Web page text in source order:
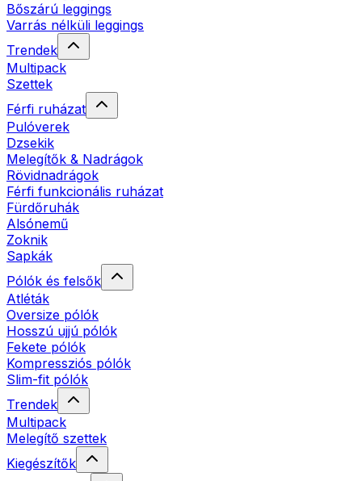
Bőszárú leggings
Varrás nélküli leggings
Trendek
Multipack
Szettek
Férfi ruházat
Pulóverek
Dzsekik
Melegítők & Nadrágok
Rövidnadrágok
Férfi funkcionális ruházat
Fürdőruhák
Alsónemű
Zoknik
Sapkák
Pólók és felsők
Atléták
Oversize pólók
Hosszú ujjú pólók
Fekete pólók
Kompressziós pólók
Slim-fit pólók
Trendek
Multipack
Melegítő szettek
Kiegészítők